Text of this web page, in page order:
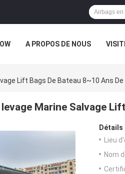
A PROPOS DE NOUS
Lift Bags De Bateau 8~10 Ans De
Marine Salvage
Lieu
Nom